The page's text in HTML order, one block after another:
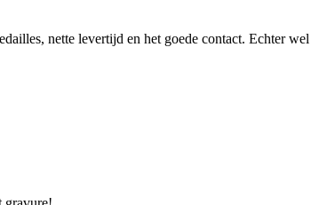
nette levertijd en het goede contact. Echter